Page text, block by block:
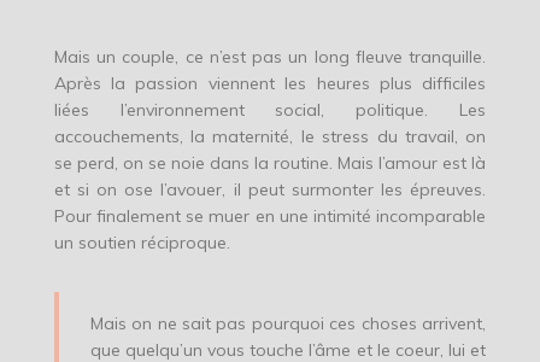
Mais un couple, ce n’est pas un long fleuve tranquille.
Après la passion viennent les heures plus difficiles
liées l’environnement social, politique. Les
accouchements, la maternité, le stress du travail, on
se perd, on se noie dans la routine. Mais l’amour est là
et si on ose l’avouer, il peut surmonter les épreuves.
Pour finalement se muer en une intimité incomparable
un soutien réciproque.
Mais on ne sait pas pourquoi ces choses arrivent,
que quelqu’un vous touche l’âme et le coeur, lui et